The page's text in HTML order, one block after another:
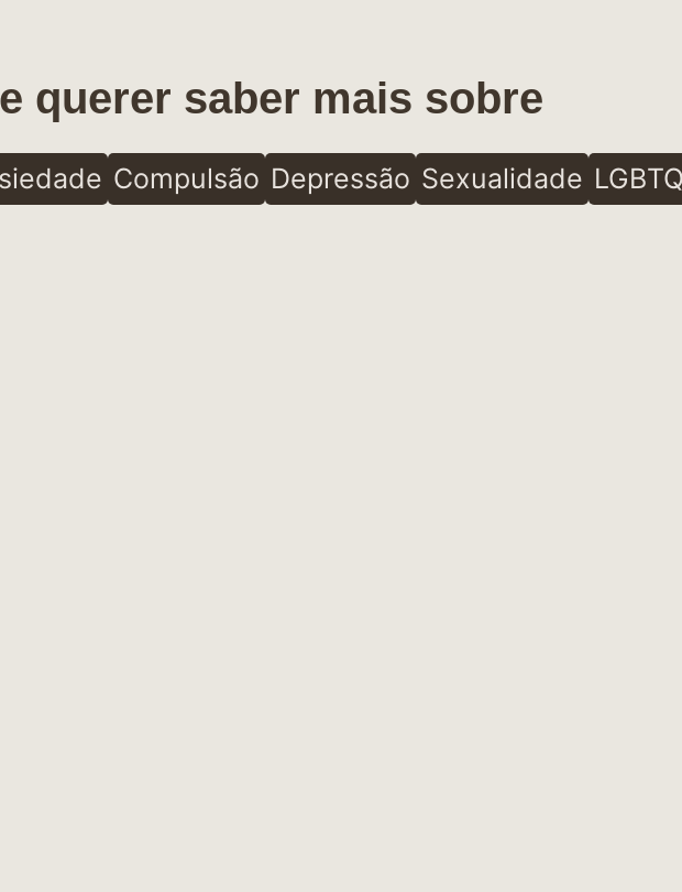
querer saber mais sobre
Compulsão Depressão Sexualidade